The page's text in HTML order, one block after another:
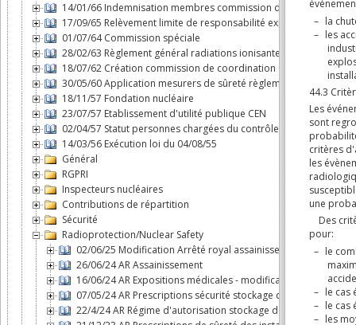
14/01/66 Indemnisation membres commission d'agréation des
17/09/65 Relèvement limite de responsabilité exploitant
01/07/64 Commission spéciale
28/02/63 Règlement général radiations ionisantes
18/07/62 Création commission de coordination
30/05/60 Application mesurers de sûreté règlement n°3 du
18/11/57 Fondation nucléaire
23/07/57 Etablissement d'utilité publique CEN
02/04/57 Statut personnes chargées du contrôle en exécution
14/03/56 Exécution loi du 04/08/55
Général
RGPRI
Inspecteurs nucléaires
Contributions de répartition
Sécurité
Radioprotection/Nuclear Safety
02/06/25 Modification Arrêté royal assainissement
26/06/24 AR Assainissement
16/06/24 AR Expositions médicales - modification
07/05/24 AR Prescriptions sécurité stockage déchets
22/4/24 AR Régime d'autorisation stockage de déchets